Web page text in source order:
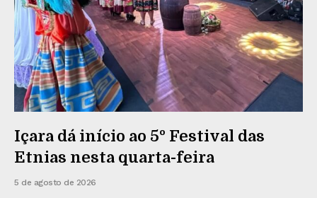
Içara dá início ao 5º Festival das
Etnias nesta quarta-feira
5 de agosto de 2026